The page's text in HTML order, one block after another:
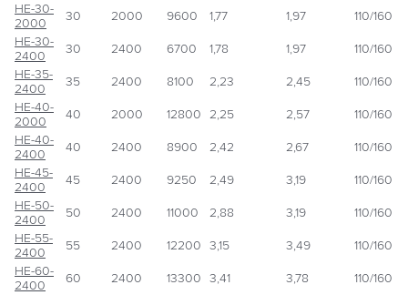
НЕ-30-
2000
30 2000 9600 1,77 1,97
110/160
НЕ-30-
2400
30 2400 6700 1,78 1,97
110/160
НЕ-35-
2400
35 2400 8100 2,23 2,45
110/160
НЕ-40-
2000
40 2000 12800 2,25 2,57
110/160
НЕ-40-
2400
40 2400 8900 2,42 2,67
110/160
НЕ-45-
2400
45 2400 9250 2,49 3,19
110/160
НЕ-50-
2400
50 2400 11000 2,88 3,19
110/160
НЕ-55-
2400
55 2400 12200 3,15 3,49
110/160
НЕ-60-
2400
60 2400 13300 3,41 3,78
110/160